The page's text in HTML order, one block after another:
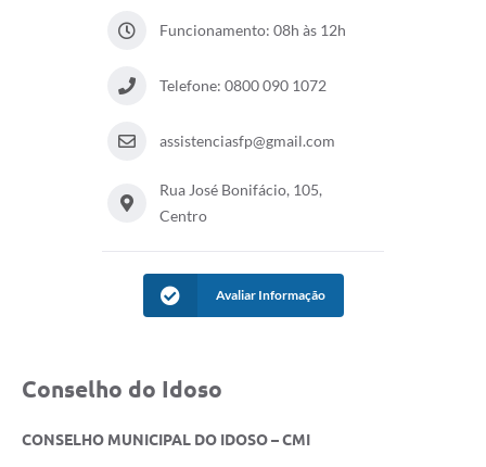
Consórcio Josafaz
Sala do Empreendedor
Acesso à Informação
Funcionamento: 08h às 12h
Telefone: 0800 090 1072
assistenciasfp@gmail.com
Rua José Bonifácio, 105,
Centro
Avaliar Informação
Conselho do Idoso
CONSELHO MUNICIPAL DO IDOSO – CMI